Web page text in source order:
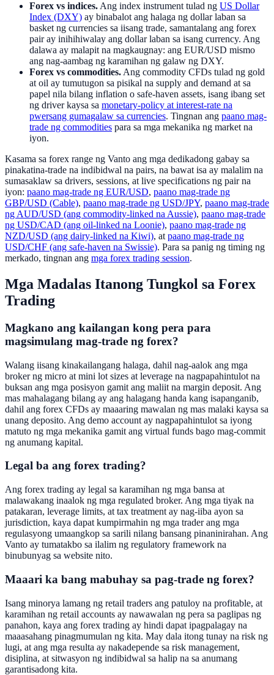
Forex vs indices. Ang index instrument tulad ng US Dollar
Index (DXY) ay binabalot ang halaga ng dollar laban sa
basket ng currencies sa iisang trade, samantalang ang forex
pair ay inihihiwalay ang dollar laban sa isang currency. Ang
dalawa ay malapit na magkaugnay: ang EUR/USD mismo
ang nag-aambag ng karamihan ng galaw ng DXY.
Forex vs commodities. Ang commodity CFDs tulad ng gold
at oil ay tumutugon sa pisikal na supply and demand at sa
papel nila bilang inflation o safe-haven assets, isang ibang set
ng driver kaysa sa monetary-policy at interest-rate na
pwersang gumagalaw sa currencies. Tingnan ang paano mag-
trade ng commodities para sa mga mekanika ng market na
iyon.
Kasama sa forex range ng Vanto ang mga dedikadong gabay sa
pinakatina-trade na indibidwal na pairs, na bawat isa ay malalim na
sumasaklaw sa drivers, sessions, at live specifications ng pair na
iyon: paano mag-trade ng EUR/USD, paano mag-trade ng
GBP/USD (Cable), paano mag-trade ng USD/JPY, paano mag-trade
ng AUD/USD (ang commodity-linked na Aussie), paano mag-trade
ng USD/CAD (ang oil-linked na Loonie), paano mag-trade ng
NZD/USD (ang dairy-linked na Kiwi), at paano mag-trade ng
USD/CHF (ang safe-haven na Swissie). Para sa panig ng timing ng
merkado, tingnan ang mga forex trading session.
Mga Madalas Itanong Tungkol sa Forex
Trading
Magkano ang kailangan kong pera para
magsimulang mag-trade ng forex?
Walang iisang kinakailangang halaga, dahil nag-aalok ang mga
broker ng micro at mini lot sizes at leverage na nagpapahintulot na
buksan ang mga posisyon gamit ang maliit na margin deposit. Ang
mas mahalagang bilang ay ang halagang handa kang isapanganib,
dahil ang forex CFDs ay maaaring mawalan ng mas malaki kaysa sa
unang deposito. Ang demo account ay nagpapahintulot sa iyong
matuto ng mga mekanika gamit ang virtual funds bago mag-commit
ng anumang kapital.
Legal ba ang forex trading?
Ang forex trading ay legal sa karamihan ng mga bansa at
malawakang inaalok ng mga regulated broker. Ang mga tiyak na
patakaran, leverage limits, at tax treatment ay nag-iiba ayon sa
jurisdiction, kaya dapat kumpirmahin ng mga trader ang mga
regulasyong umaangkop sa sarili nilang bansang pinaninirahan. Ang
Vanto ay tumatakbo sa ilalim ng regulatory framework na
binubunyag sa website nito.
Maaari ka bang mabuhay sa pag-trade ng forex?
Isang minorya lamang ng retail traders ang patuloy na profitable, at
karamihan ng retail accounts ay nawawalan ng pera sa paglipas ng
panahon, kaya ang forex trading ay hindi dapat ipagpalagay na
maaasahang pinagmumulan ng kita. May dala itong tunay na risk ng
lugi, at ang mga resulta ay nakadepende sa risk management,
disiplina, at sitwasyon ng indibidwal sa halip na sa anumang
garantisadong kita.